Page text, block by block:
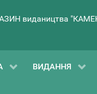
видаництва
ВИДАННЯ